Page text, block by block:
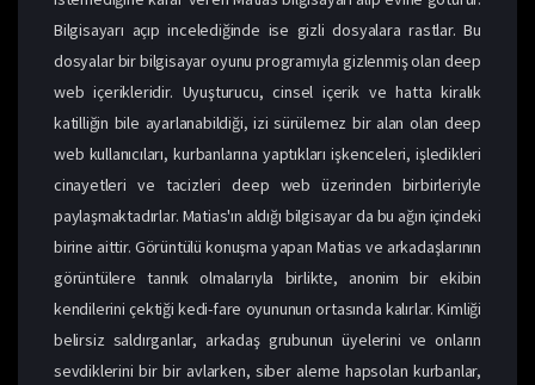
Bilgisayarı açıp incelediğinde ise gizli dosyalara rastlar. Bu
dosyalar bir bilgisayar oyunu programıyla gizlenmiş olan deep
web içerikleridir. Uyuşturucu, cinsel içerik ve hatta kiralık
katilliğin bile ayarlanabildiği, izi sürülemez bir alan olan deep
web kullanıcıları, kurbanlarına yaptıkları işkenceleri, işledikleri
cinayetleri ve tacizleri deep web üzerinden birbirleriyle
paylaşmaktadırlar. Matias'ın aldığı bilgisayar da bu ağın içindeki
birine aittir. Görüntülü konuşma yapan Matias ve arkadaşlarının
görüntülere tannık olmalarıyla birlikte, anonim bir ekibin
kendilerini çektiği kedi-fare oyununun ortasında kalırlar. Kimliği
belirsiz saldırganlar, arkadaş grubunun üyelerini ve onların
sevdiklerini bir bir avlarken, siber aleme hapsolan kurbanlar,